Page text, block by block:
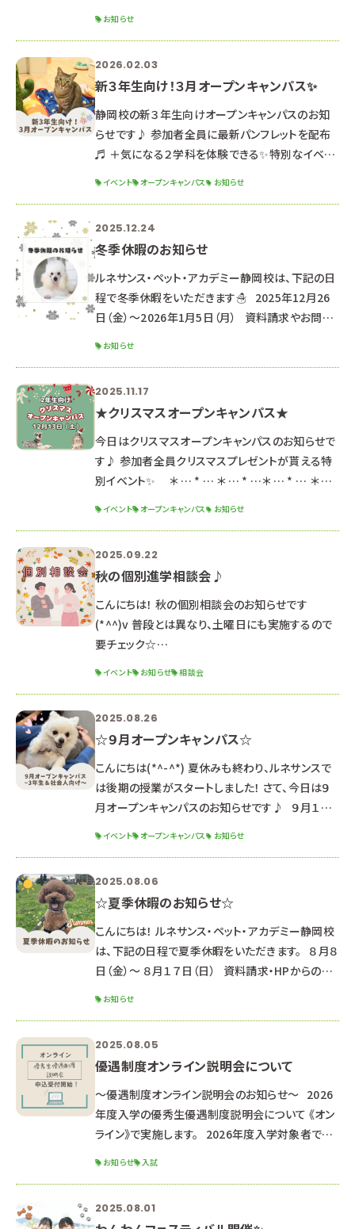
オープンキャンパス予約は可能です♪
‐‐‐‐‐‐‐‐‐‐‐‐‐‐‐‐‐‐‐‐‐
‐‐‐‐‐‐‐‐‐‐‐‐‐‐‐‐‐‐‐‐‐
‐‐‐‐‐‐‐‐ ★次回のオープンキャンパス日
程★ ☞ 2026年3月21日（土
お知らせ
2026.02.03
新３年生向け！３月オープンキャンパス✨
静岡校の新３年生向けオープンキャンパスのお知
らせです♪ 参加者全員に最新パンフレットを配布
♬ ＋気になる２学科を体験できる✨特別なイベン
୨୧┈┈┈┈┈┈┈┈┈┈┈┈┈┈┈┈┈┈┈┈
┈┈┈┈┈┈┈┈┈┈┈┈┈┈┈┈┈୨୧ ２０２
６年３月２１日（土）・２２日（日） ２日間の開催です
🌟 ※２日間同じ内容のため、都合の良い方を選ん
で参加してね！ ☆時間☆
イベント オープンキャンパス お知らせ
2025.12.24
冬季休暇のお知らせ
ルネサンス・ペット・アカデミー静岡校は、下記の日
程で冬季休暇をいただきます☃ 2025年12月26
日（金）～2026年1月5日（月） 資料請求やお問い
よりオープンキャンパス予約は可能です♪
‐‐‐‐‐‐‐‐‐‐‐‐‐‐‐‐‐‐‐‐‐
‐‐‐‐‐‐‐‐‐‐‐‐‐‐‐‐‐‐‐‐‐
‐‐‐‐‐‐‐‐ ★次回のオープンキャ
お知らせ
2025.11.17
★クリスマスオープンキャンパス★
今日はクリスマスオープンキャンパスのお知らせで
す♪ 参加者全員クリスマスプレゼントが貰える特
別イベント✨ ＊ … * … ＊ … * …＊ … * … ＊ …
生向けのオープンキャンパス！ クリスマス特別イベ
ント開催予定🎀 毎年大人気のクリスマスイベント
です🎄 予約は絶賛受付中です
イベント オープンキャンパス お知らせ
2025.09.22
秋の個別進学相談会♪
こんにちは！ 秋の個別相談会のお知らせです
(*^^)v 普段とは異なり、土曜日にも実施するので
要チェック☆
する方はご相談ください。 （平日に実施いたします）
〇時間〇 ９：００～１８：００ →希望の開始時間を
教えてください！ 担当の先生とスケジュール調整を
して、お返事します。 〇内容〇 学科説明/入試説
明/校舎見学/質疑応答/保
イベント お知らせ 相談会
2025.08.26
☆９月オープンキャンパス☆
こんにちは(*^-^*) 夏休みも終わり、ルネサンスで
は後期の授業がスタートしました！ さて、今日は９
月オープンキャンパスのお知らせです♪ ９月１３
座で、第１回推薦・一般入試に備えよう！◎ ▼動物
看護師科 エコー検査を体験してみよう！＆リハビリ
テーション中級編 ▼ペットエステ
イベント オープンキャンパス お知らせ
2025.08.06
☆夏季休暇のお知らせ☆
こんにちは！ ルネサンス・ペット・アカデミー静岡校
は、下記の日程で夏季休暇をいただきます。 ８月８
日（金）～ ８月１７日（日） 資料請求・HPからのお
ンパス申し込み LINEでのお問合せ・オープンキャン
パス申し込み 返信が遅くなる可能性もあります
が、ご了承ください。 夏休み中の８月２３日(土)に、
オー
お知らせ
2025.08.05
優遇制度オンライン説明会について
～優遇制度オンライン説明会のお知らせ～ 2026
年度入学の優秀生優遇制度説明会について 《オン
ライン》で実施します。 2026年度入学対象者で優
説明会内容■ 優秀生優遇制度（特待生・通学支援
お知らせ 入試
2025.08.01